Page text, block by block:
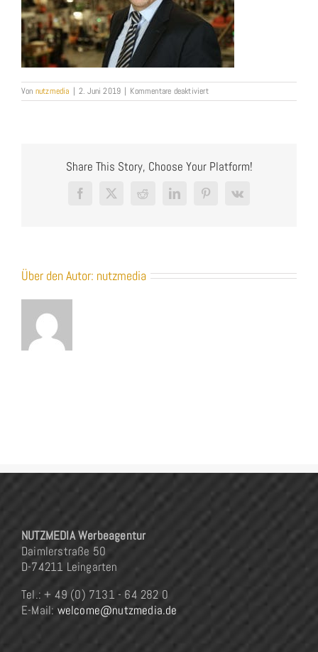
Von nutzmedia | 2. Juni 2019 | Kommentare deaktiviertfür
43_Businessfotograf-
Share This Story, Choose Your Platform!
Facebook
X RedditLinkedInPinterest
Vk
Über den Autor: nutzmedia
NUTZMEDIA Werbeagentur
Daimlerstraße 50
D-74211 Leingarten
Tel.: + 49 (0) 7131 - 64 282 0
E-Mail: welcome@nutzmedia.de